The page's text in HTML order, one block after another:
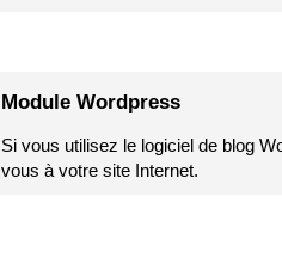
Module Wordpress
Si vous utilisez le logiciel de blog
vous à votre site Internet.